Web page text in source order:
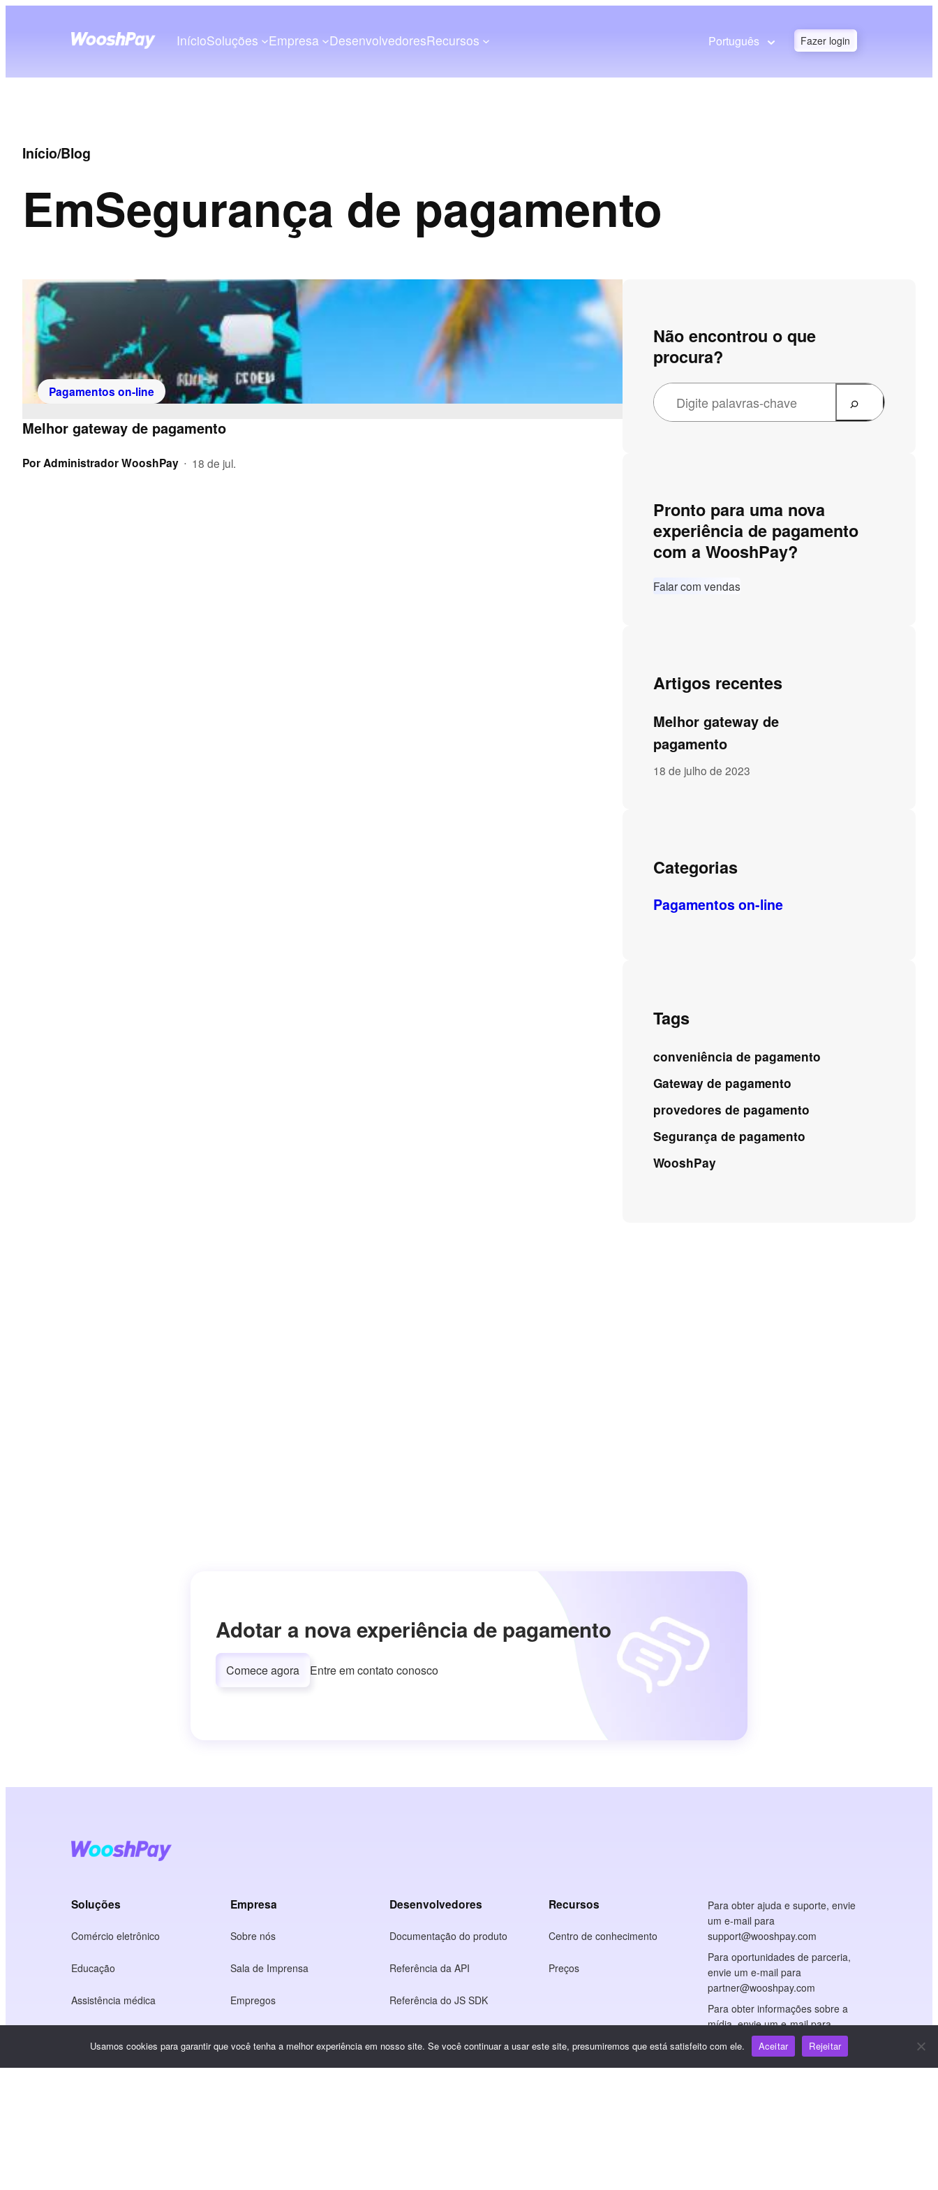
InícioSoluções Empresa DesenvolvedoresRecursos Português Fazer login
Início/Blog
EmSegurança de pagamento
Pagamentos on-line
Melhor gateway de pagamento
PorAdministrador WooshPay • 18 de jul.
Não encontrou o que
procura?
Pronto para uma nova
experiência de pagamento
com a WooshPay?
Falar com vendas
Artigos recentes
Melhor gateway de
pagamento
18 de julho de 2023
Categorias
Pagamentos on-line
Tags
conveniência de pagamento
Gateway de pagamento
provedores de pagamento
Segurança de pagamento
WooshPay
Adotar a nova experiência de pagamento
Comece agora Entre em contato conosco
Soluções
Comércio eletrônico
Educação
Assistência médica
Empresa
Sobre nós
Sala de Imprensa
Empregos
Desenvolvedores
Documentação do produto
Referência da API
Referência do JS SDK
Recursos
Centro de conhecimento
Preços
Para obter ajuda e suporte, envie
um e-mail para
support@wooshpay.com
Para oportunidades de parceria,
envie um e-mail para
partner@wooshpay.com
Para obter informações sobre a
mídia, envie um e-mail para
media@wooshpay.com
Usamos cookies para garantir que você tenha a melhor experiência em nosso site. Se você continuar a usar este site, presumiremos que está satisfeito com ele. Aceitar Rejeitar